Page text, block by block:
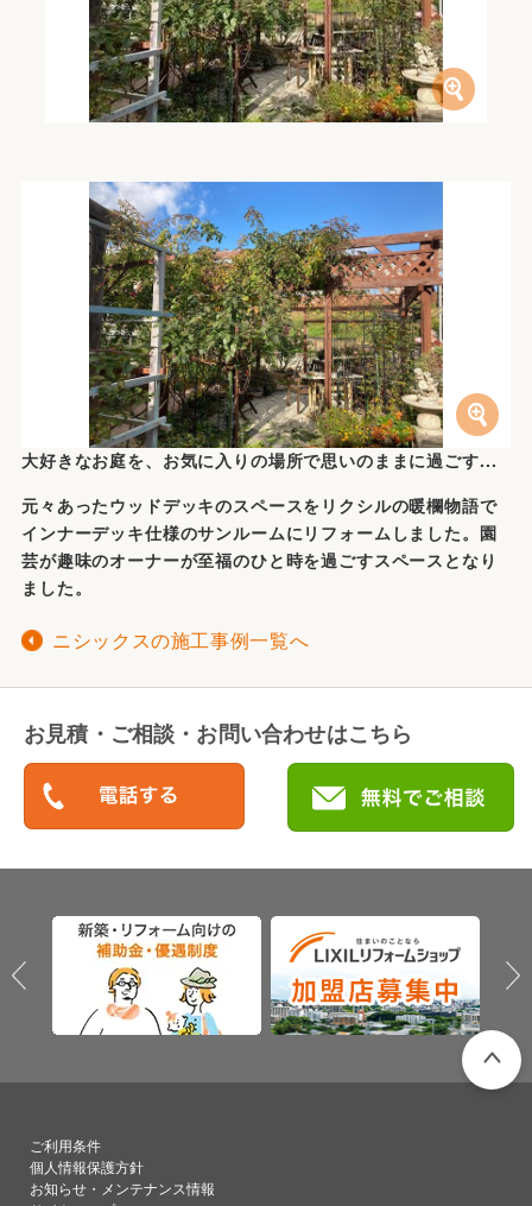
大好きなお庭を、お気に入りの場所で思いのままに過ごす...
元々あったウッドデッキのスペースをリクシルの暖欄物語で
インナーデッキ仕様のサンルームにリフォームしました。園
芸が趣味のオーナーが至福のひと時を過ごすスペースとなり
ました。
ニシックスの施工事例一覧へ
お見積・ご相談・お問い合わせはこちら
ご利用条件
個人情報保護方針
お知らせ・メンテナンス情報